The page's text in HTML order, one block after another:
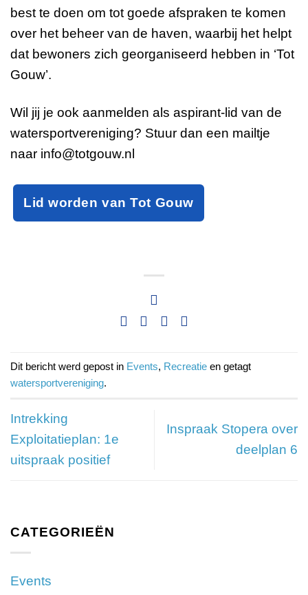
CATEGORIEËN
Events
best te doen om tot goede afspraken te komen
over het beheer van de haven, waarbij het helpt
dat bewoners zich georganiseerd hebben in ‘Tot
Gouw’.
Wil jij je ook aanmelden als aspirant-lid van de
watersportvereniging? Stuur dan een mailtje
naar info@totgouw.nl
Lid worden van Tot Gouw
Dit bericht werd gepost in Events, Recreatie en getagt
watersportvereniging.
Intrekking
Exploitatieplan: 1e
uitspraak positief
Inspraak Stopera over
deelplan 6